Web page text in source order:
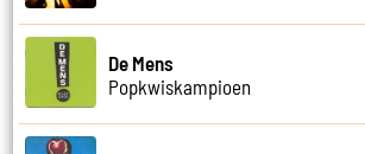
De Mens
Popkwiskampioen